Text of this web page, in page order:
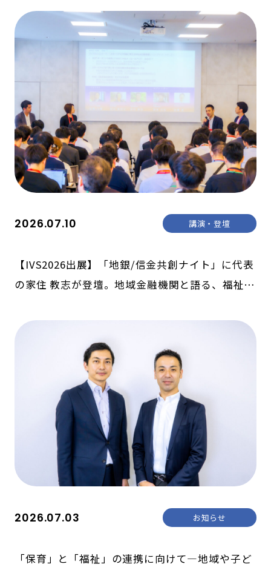
2026.07.10 講演・登壇
【IVS2026出展】「地銀/信金共創ナイト」に代表
の家住 教志が登壇。地域金融機関と語る、福祉の
2026.07.03 お知らせ
「保育」と「福祉」の連携に向けて―地域や子ど